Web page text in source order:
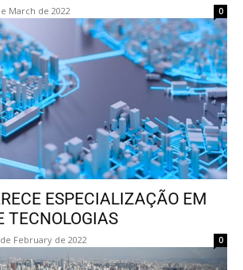
March de 2022 0
ESPECIALIZAÇÃO EM
TECNOLOGIAS
February de 2022 0